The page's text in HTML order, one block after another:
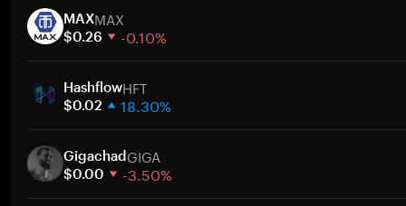
30 días
Capitalización de mercado
MAXMAX
$0.26 -0.10%
30 días
Capitalización de mercado
HashflowHFT
$0.02 18.30%
30 días
Capitalización de mercado
GigachadGIGA
$0.00 -3.50%